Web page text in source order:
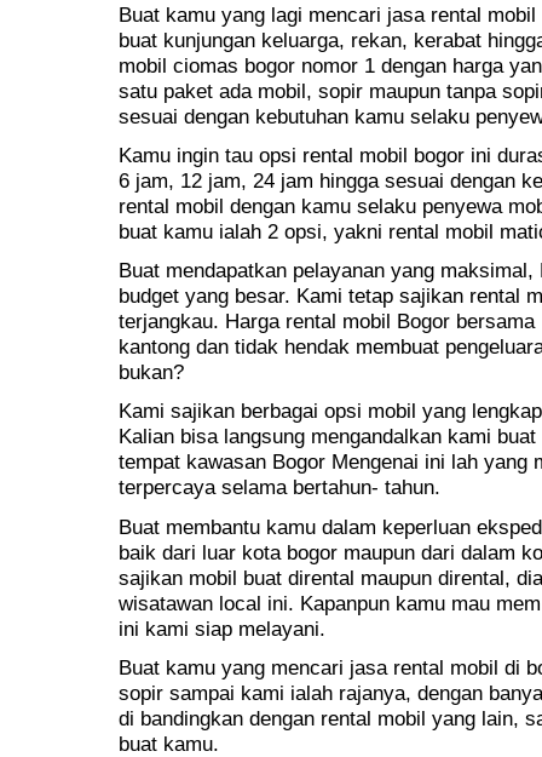
Buat kamu yang lagi mencari jasa rental
buat kunjungan keluarga, rekan, kerabat
mobil ciomas bogor nomor 1 dengan harga
satu paket ada mobil, sopir maupun tanpa
sesuai dengan kebutuhan kamu selaku
Kamu ingin tau opsi rental mobil bogor ini
6 jam, 12 jam, 24 jam hingga sesuai dengan
rental mobil dengan kamu selaku penyewa
buat kamu ialah 2 opsi, yakni rental mobil
Buat mendapatkan pelayanan yang
budget yang besar. Kami tetap sajikan rental
terjangkau. Harga rental mobil Bogor
kantong dan tidak hendak membuat
bukan?
Kami sajikan berbagai opsi mobil yang
Kalian bisa langsung mengandalkan kami
tempat kawasan Bogor Mengenai ini lah yang
terpercaya selama bertahun- tahun.
Buat membantu kamu dalam keperluan
baik dari luar kota bogor maupun dari dalam
sajikan mobil buat dirental maupun dirental,
wisatawan local ini. Kapanpun kamu mau
ini kami siap melayani.
Buat kamu yang mencari jasa rental mobil di
sopir sampai kami ialah rajanya, dengan
di bandingkan dengan rental mobil yang lain,
buat kamu.